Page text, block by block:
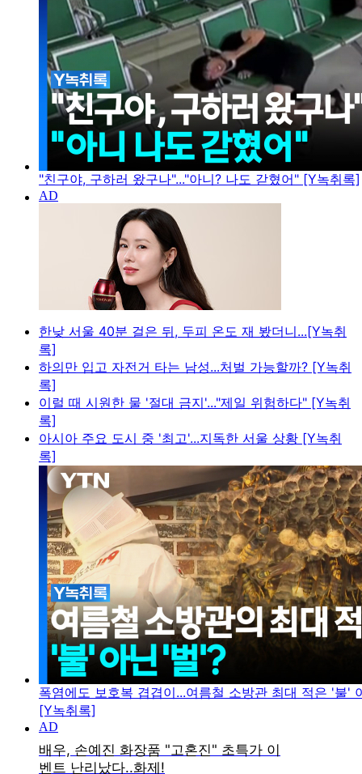
"친구야, 구하러 왔구나"..."아니? 나도 갇혔어" [Y녹취록]
한낮 서울 40분 걸은 뒤, 두피 온도 재 봤더니...[Y녹취
록]
하의만 입고 자전거 타는 남성...처벌 가능할까? [Y녹취
록]
이럴 때 시원한 물 '절대 금지'..."제일 위험하다" [Y녹취
록]
아시아 주요 도시 중 '최고'...지독한 서울 상황 [Y녹취
록]
폭염에도 보호복 겹겹이...여름철 소방관 최대 적은 '불'
[Y녹취록]